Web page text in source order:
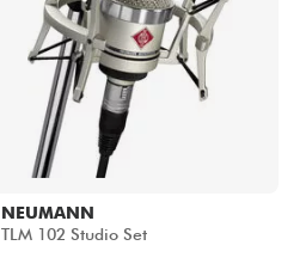
NEUMANN
TLM 102 Studio Set